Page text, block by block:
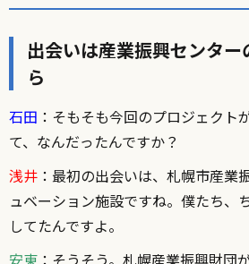
出会いは産業振興センタ
ら
石田 ：そもそも今回のプロジェクト
て、なんだったんですか？
浅井 ：最初の出会いは、札幌市産業
ュベーション施設ですね。僕たち、
してたんですよ。
安東 ：そうそう。札幌産業振興財団